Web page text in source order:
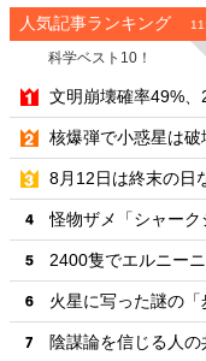
人気記事ランキング
科学ベスト10！
・
文明崩壊確率49%、
・
核爆弾で小惑星は破
・
8月12日は終末の日
・
怪物ザメ「シャーク
・
・
火星に写った謎の「
・
陰謀論を信じる人の